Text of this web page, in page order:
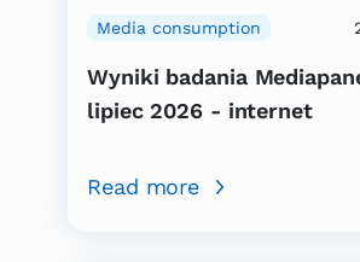
Media consumption
Wyniki badania
lipiec 2026 - internet
Read more